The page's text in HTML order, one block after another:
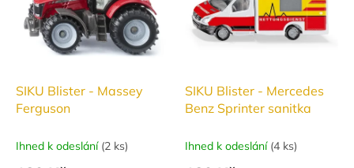
SIKU Blister - Massey
Ferguson
Ihned k odeslání (2 ks)
SIKU Blister - Mercedes
Benz Sprinter sanitka
Ihned k odeslání (4 ks)